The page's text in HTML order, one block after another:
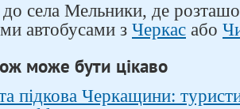
до села Мельники, де
автобусами з Черкас або
може бути цікаво
підкова Черкащини: